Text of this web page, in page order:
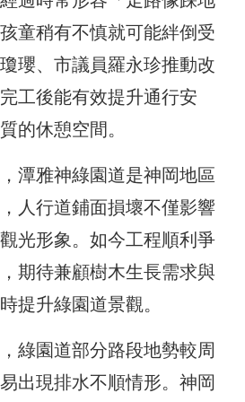
童稍有不慎就可能絆倒受
瓔、市議員羅永珍推動改
工後能有效提升通行安
的休憩空間。
潭雅神綠園道是神岡地區
人行道鋪面損壞不僅影響
光形象。如今工程順利爭
期待兼顧樹木生長需求與
提升綠園道景觀。
綠園道部分路段地勢較周
出現排水不順情形。神岡